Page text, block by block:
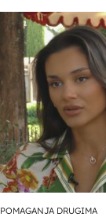
DRUGIMA